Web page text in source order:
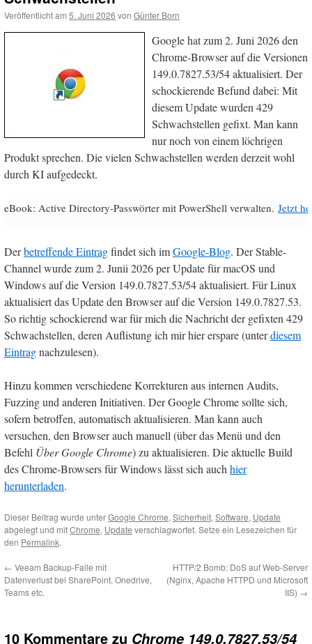
Veröffentlicht am 5. Juni 2026 von Günter Born
Google hat zum 2. Juni 2026 den
Chrome-Browser auf die Versionen
149.0.7827.53/54 aktualisiert. Der
schockierende Befund dabei: Mit
diesem Update wurden 429
Schwachstellen gefixt. Man kann
nur noch von einem löchrigen
Produkt sprechen. Die vielen Schwachstellen werden derzeit wohl
durch KI aufgedeckt.
eBook: Active Directory-Passwörter mit PowerShell verwalten. Jetzt
Derbetreffende Eintragfindet sich imGoogle-Blog. Der Stable-
Channel wurde zum 2. Junii 2026 per Update für macOS und
Windows auf die Version 149.0.7827.53/54 aktualisiert. Für Linux
aktualisiert das Update den Browser auf die Version 149.0.7827.53.
So richtig schockierend war für mich die Nachricht der gefixten 429
Schwachstellen, deren Auflistung ich mir hier erspare (unterdiesem
Eintragnachzulesen).
Hinzu kommen verschiedene Korrekturen aus internen Audits,
Fuzzing und anderen Initiativen. Der Google Chrome sollte sich,
sofern betroffen, automatisch aktualisieren. Man kann auch
versuchen, den Browser auch manuell (über das Menü und den
Befehl Über Google Chrome) zu aktualisieren. Die aktuelle Build
des Chrome-Browsers für Windows lässt sich auchhier
herunterladen.
Dieser Beitrag wurde unterGoogle Chrome, Sicherheit, Software, Update
abgelegt und mitChrome, Update verschlagwortet. Setze ein Lesezeichen für
den Permalink.
← Veeam Backup-Falle mit
Datenverlust bei SharePoint, Onedrive,
Teams etc.
HTTP/2 Bomb: DoS auf Web-Server
(Nginx, Apache HTTPD und Microsoft
IIS) →
10 Kommentare zu Chrome 149.0.7827.53/54